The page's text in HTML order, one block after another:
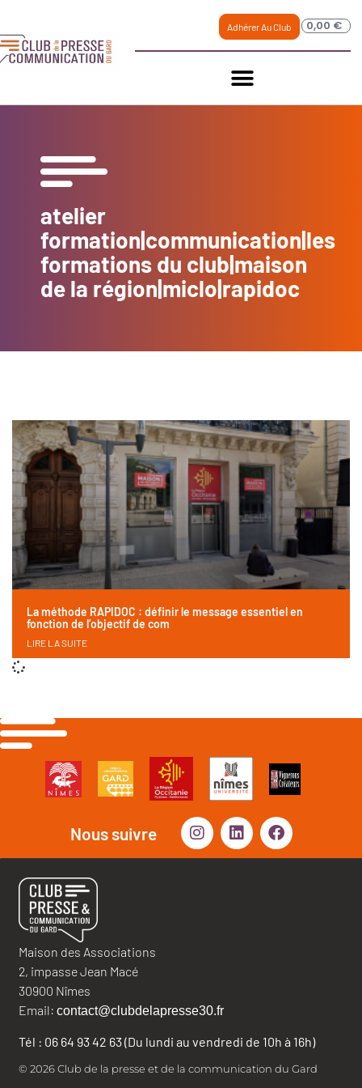
Adhérer Au Club 0,00 €
atelier
formation|communication|les
formations du club|maison
de la région|miclo|rapidoc
La méthode RAPIDOC : définir le message essentiel en
fonction de l’objectif de com
LIRE LA SUITE
Nous suivre
Maison des Associations
2, impasse Jean Macé
30900 Nîmes
Email: contact@clubdelapresse30.fr
Tél : 06 64 93 42 63 (Du lundi au vendredi de 10h à 16h)
© 2026 Club de la presse et de la communication du Gard